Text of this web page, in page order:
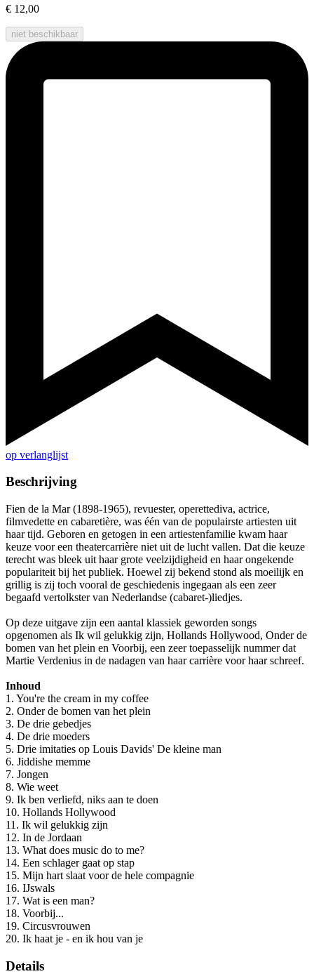
€ 12,00
niet beschikbaar
op verlanglijst
Beschrijving
Fien de la Mar (1898-1965), revuester, operettediva, actrice,
filmvedette en cabaretière, was één van de populairste artiesten uit
haar tijd. Geboren en getogen in een artiestenfamilie kwam haar
keuze voor een theatercarrière niet uit de lucht vallen. Dat die keuze
terecht was bleek uit haar grote veelzijdigheid en haar ongekende
populariteit bij het publiek. Hoewel zij bekend stond als moeilijk en
grillig is zij toch vooral de geschiedenis ingegaan als een zeer
begaafd vertolkster van Nederlandse (cabaret-)liedjes.
Op deze uitgave zijn een aantal klassiek geworden songs
opgenomen als Ik wil gelukkig zijn, Hollands Hollywood, Onder de
bomen van het plein en Voorbij, een zeer toepasselijk nummer dat
Martie Verdenius in de nadagen van haar carrière voor haar schreef.
Inhoud
1. You're the cream in my coffee
2. Onder de bomen van het plein
3. De drie gebedjes
4. De drie moeders
5. Drie imitaties op Louis Davids' De kleine man
6. Jiddishe memme
7. Jongen
8. Wie weet
9. Ik ben verliefd, niks aan te doen
10. Hollands Hollywood
11. Ik wil gelukkig zijn
12. In de Jordaan
13. What does music do to me?
14. Een schlager gaat op stap
15. Mijn hart slaat voor de hele compagnie
16. IJswals
17. Wat is een man?
18. Voorbij...
19. Circusvrouwen
20. Ik haat je - en ik hou van je
Details